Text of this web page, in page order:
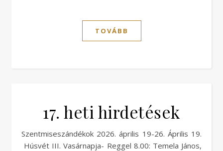
TOVÁBB
17. heti hirdetések
Szentmiseszándékok 2026. április 19-26. Április 19.
Húsvét III. Vasárnapja- Reggel 8.00: Temela János,